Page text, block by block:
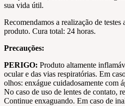
sua vida útil.
Recomendamos a realização de
produto. Cura total: 24 horas.
Precauções:
PERIGO: Produto altamente
ocular e das vias respiratórias. Em
olhos: enxágue cuidadosamente com
No caso de uso de lentes de contato,
Continue enxaguando. Em caso de